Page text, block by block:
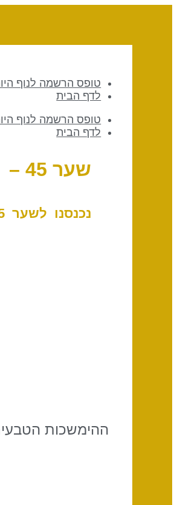
טופס הרשמה לנוף
לדף הבית
טופס הרשמה לנוף
לדף הבית
שער 45 – איסוף / קו 3 – הרחקה
נכנסנו לשער 45 ק
ההימשכות